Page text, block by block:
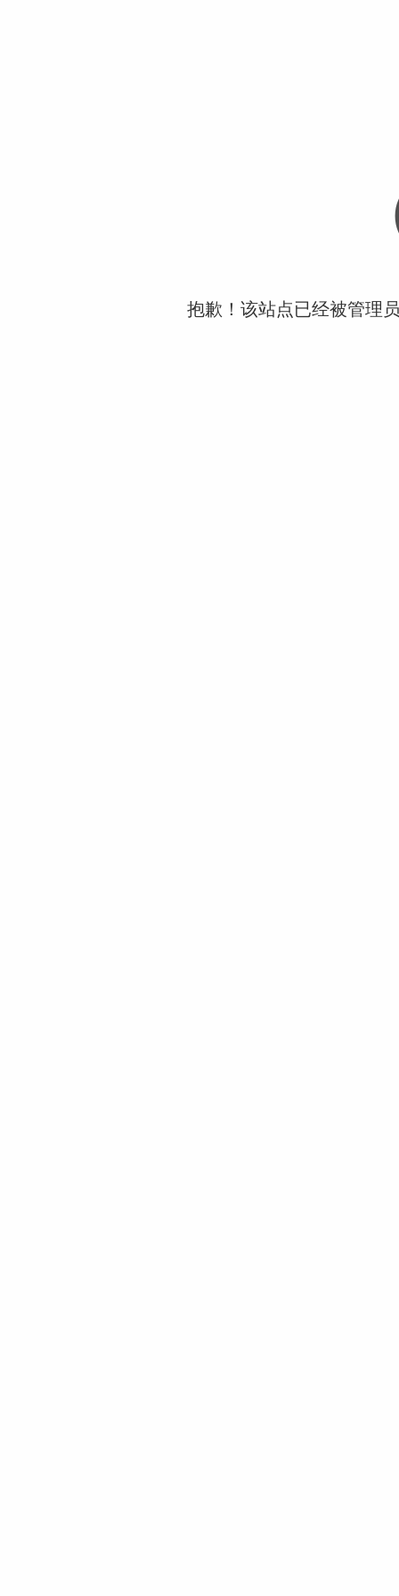
抱歉！该站点已经被管理